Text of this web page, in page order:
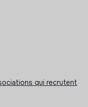
qui recrutent